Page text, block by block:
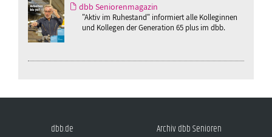
dbb Seniorenmagazin
"Aktiv im Ruhestand" informiert alle Kolleginnen
und Kollegen der Generation 65 plus im dbb.
dbb.de Archiv dbb Senioren